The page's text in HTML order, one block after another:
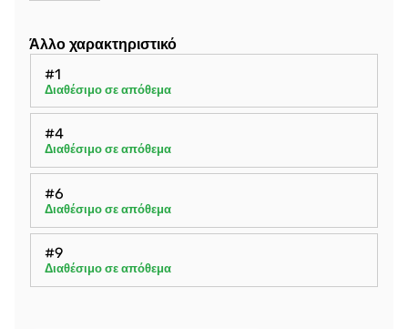
Άλλο χαρακτηριστικό
#1
Διαθέσιμο σε απόθεμα
#4
Διαθέσιμο σε απόθεμα
#6
Διαθέσιμο σε απόθεμα
#9
Διαθέσιμο σε απόθεμα